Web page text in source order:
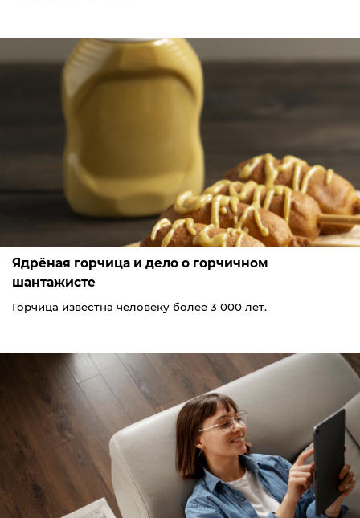
Ядрёная горчица и дело о горчичном
шантажисте
Горчица известна человеку более 3 000 лет.